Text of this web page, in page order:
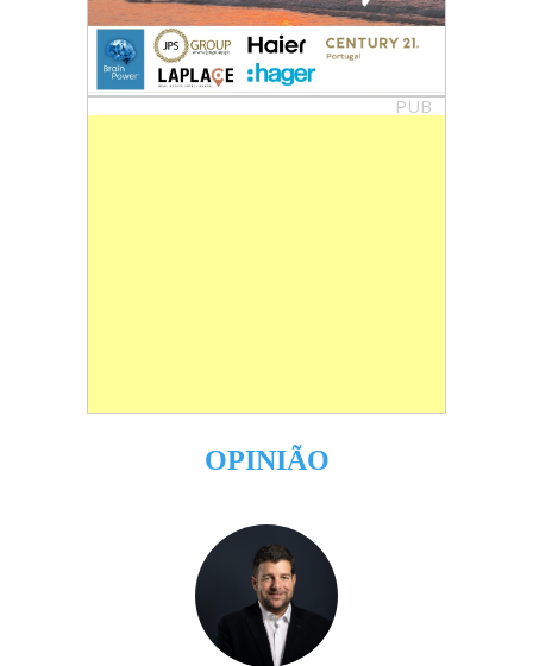
PUB
OPINIÃO